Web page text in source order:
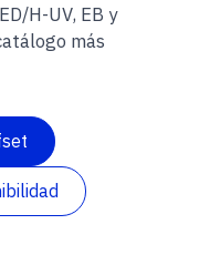
H-UV, EB y
más